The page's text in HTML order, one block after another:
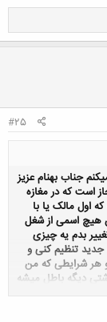
#25
جناب بهنام عزیز
است که در مغازه
که اول مالک یا با
هیچ اسمی از شغل
بدم یه چیزی
جدید تنظیم کنی و
و هر شرایطی که من
دیگه باطل میشه
باطل میشود با